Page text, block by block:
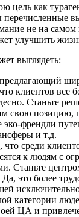
цель как
перечисленные
не на самом
улучшить
выглядеть:
клиентов все
Станьте
свою позицию,
эко-френдли
и т.д.
среди
к людям с
Станьте
это более
категории
ЦА и